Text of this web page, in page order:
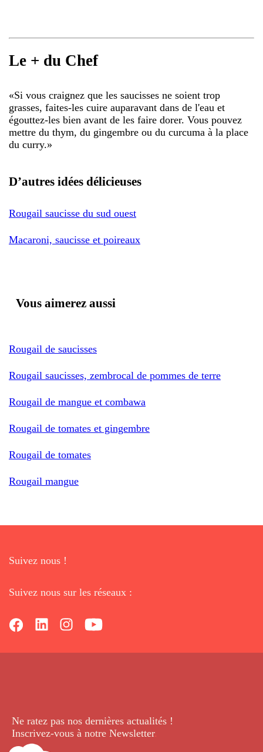
Le + du Chef
«Si vous craignez que les saucisses ne soient trop
grasses, faites-les cuire auparavant dans de l'eau et
égouttez-les bien avant de les faire dorer. Vous pouvez
mettre du thym, du gingembre ou du curcuma à la place
du curry.»
D’autres idées délicieuses
Rougail saucisse du sud ouest
Macaroni, saucisse et poireaux
Vous aimerez aussi
Rougail de saucisses
Rougail saucisses, zembrocal de pommes de terre
Rougail de mangue et combawa
Rougail de tomates et gingembre
Rougail de tomates
Rougail mangue
Suivez nous !
Suivez nous sur les réseaux :
Ne ratez pas nos dernières actualités !
Inscrivez-vous à notre Newsletter.